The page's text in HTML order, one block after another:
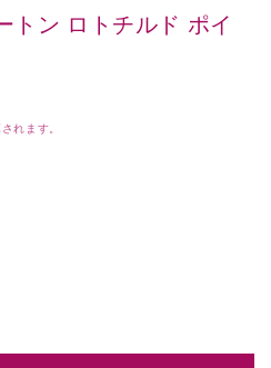
トン ロトチルド ポイ
れます。